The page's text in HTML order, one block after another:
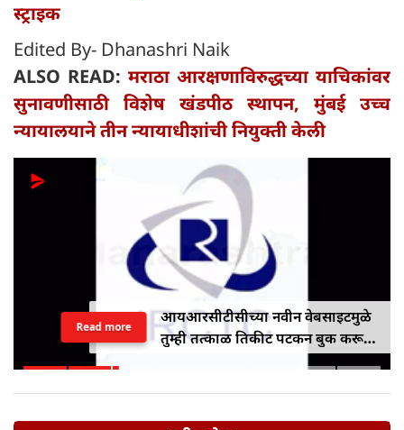
स्ट्राइक
Edited By- Dhanashri Naik
ALSO READ: मराठा आरक्षणाविरुद्धच्या याचिकांवर
सुनावणीसाठी विशेष खंडपीठ स्थापन, मुंबई उच्च
न्यायालयाने तीन न्यायाधीशांची नियुक्ती केली
आयआरसीटीसीच्या नवीन वेबसाइटमुळे
तुम्ही तत्काळ तिकीट पटकन बुक करू
Read more